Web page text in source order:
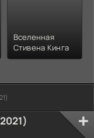
Вселенная
Стивена Кинга